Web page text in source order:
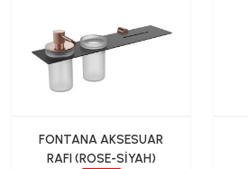
FONTANA AKSESUAR
RAFI (ROSE-SİYAH)